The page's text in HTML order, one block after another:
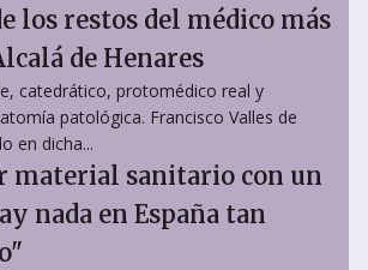
los restos del médico más
de Henares
catedrático, protomédico real y
patológica. Francisco Valles de
en dicha...
material sanitario con un
nada en España tan